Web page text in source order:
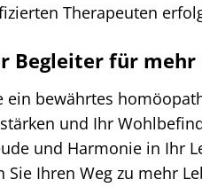
Therapeuten
Begleiter für
ein bewährtes
und Ihr
und Harmonie in Ihr
Ihren Weg zu mehr